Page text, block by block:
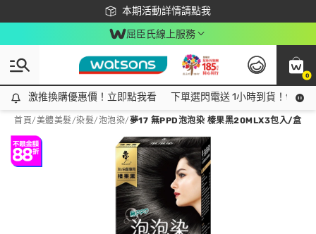
本期活動詳情請點我
下載app最高回饋$350
屈臣氏線上服務
0
激推換購優惠價！立即點我看
激推換購優惠價！立即點我看 下單選閃電送 1小時到貨！領神
首頁/美體美髮/染髮/泡泡染/夢17 無PPD泡泡染 榛果黑20MLX3包入/盒